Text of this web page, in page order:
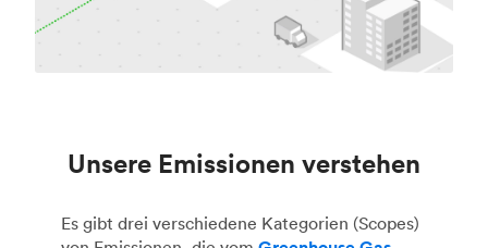
Unsere Emissionen verstehen
Es gibt drei verschiedene Kategorien (Scopes)